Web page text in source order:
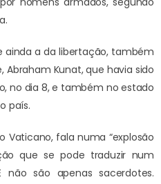
ainda a da libertação, também
Kunat, que havia sido
no dia 8, e também no estado
país.
Vaticano, fala numa “explosão
que se pode traduzir num
não são apenas sacerdotes.